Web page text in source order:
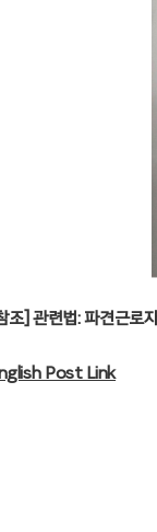
조] 관련법: 파견근로
Post Link